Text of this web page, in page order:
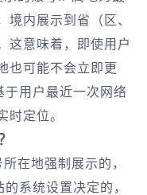
境内展示到省（区、
这意味着，即使用户
也可能不会立即更
用户最近一次网络
时定位。
在地强制展示的，
系统设置决定的，